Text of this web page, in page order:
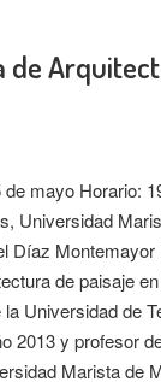
de
mayo Horario:
Universidad
Díaz
de paisaje
Universidad de
2013 y profesor
Marista de